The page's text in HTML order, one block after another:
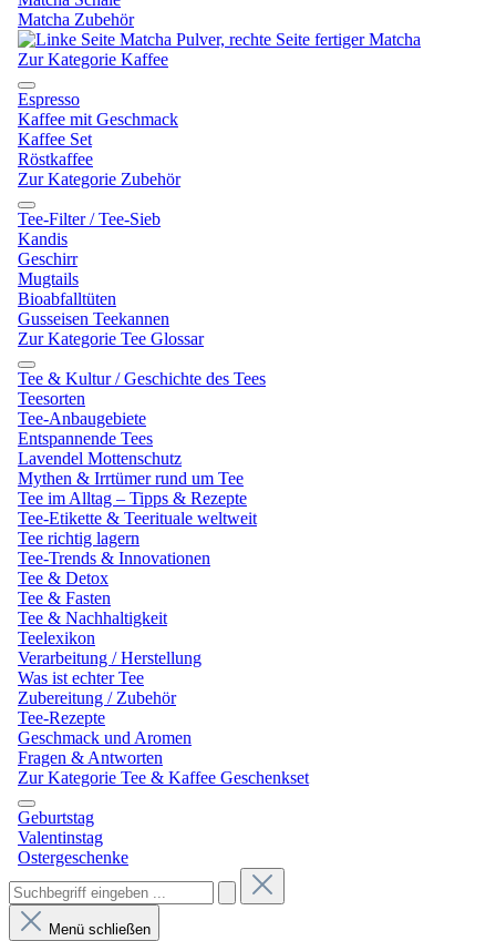
Matcha Zubehör
Zur Kategorie Kaffee
Espresso
Kaffee mit Geschmack
Kaffee Set
Röstkaffee
Zur Kategorie Zubehör
Tee-Filter / Tee-Sieb
Kandis
Geschirr
Mugtails
Bioabfalltüten
Gusseisen Teekannen
Zur Kategorie Tee Glossar
Tee & Kultur / Geschichte des Tees
Teesorten
Tee-Anbaugebiete
Entspannende Tees
Lavendel Mottenschutz
Mythen & Irrtümer rund um Tee
Tee im Alltag – Tipps & Rezepte
Tee-Etikette & Teerituale weltweit
Tee richtig lagern
Tee-Trends & Innovationen
Tee & Detox
Tee & Fasten
Tee & Nachhaltigkeit
Teelexikon
Verarbeitung / Herstellung
Was ist echter Tee
Zubereitung / Zubehör
Tee-Rezepte
Geschmack und Aromen
Fragen & Antworten
Zur Kategorie Tee & Kaffee Geschenkset
Geburtstag
Valentinstag
Ostergeschenke
Menü schließen